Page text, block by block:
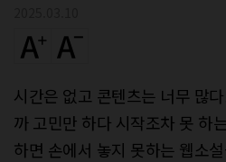
시간은 없고 콘텐츠는 너무 많
까 고민만 하다 시작조차 못 하
하면 손에서 놓지 못하는 웹소